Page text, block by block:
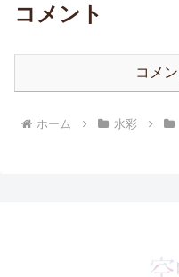
コメント
コメ
ホーム 水彩